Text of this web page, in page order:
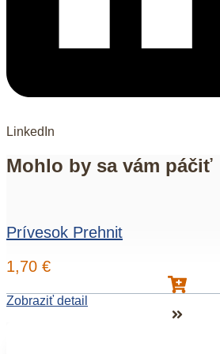
LinkedIn
Mohlo by sa vám páčiť
Prívesok Prehnit
1,70 €
Zobraziť detail